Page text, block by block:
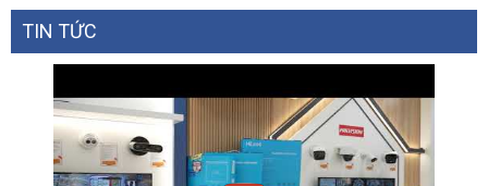
TIN TỨC